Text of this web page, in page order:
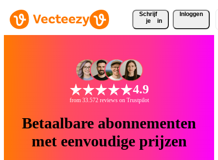
Schrijf
je
in
Inloggen
4.9
from 33.572 reviews on Trustpilot
Betaalbare abonnementen
met eenvoudige prijzen